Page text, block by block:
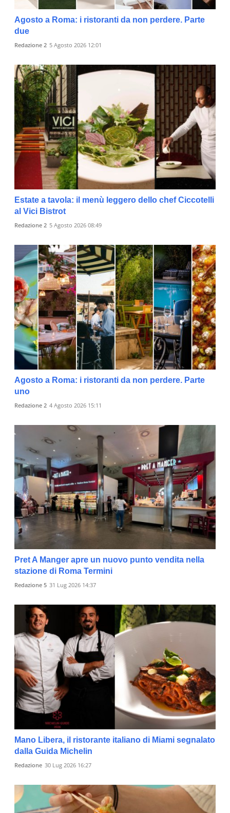
Agosto a Roma: i ristoranti da non perdere. Parte
due
Redazione 2 5 Agosto 2026 12:01
Estate a tavola: il menù leggero dello chef Ciccotelli
al Vici Bistrot
Redazione 2 5 Agosto 2026 08:49
Agosto a Roma: i ristoranti da non perdere. Parte
uno
Redazione 2 4 Agosto 2026 15:11
Pret A Manger apre un nuovo punto vendita nella
stazione di Roma Termini
Redazione 5 31 Lug 2026 14:37
Mano Libera, il ristorante italiano di Miami segnalato
dalla Guida Michelin
Redazione 30 Lug 2026 16:27